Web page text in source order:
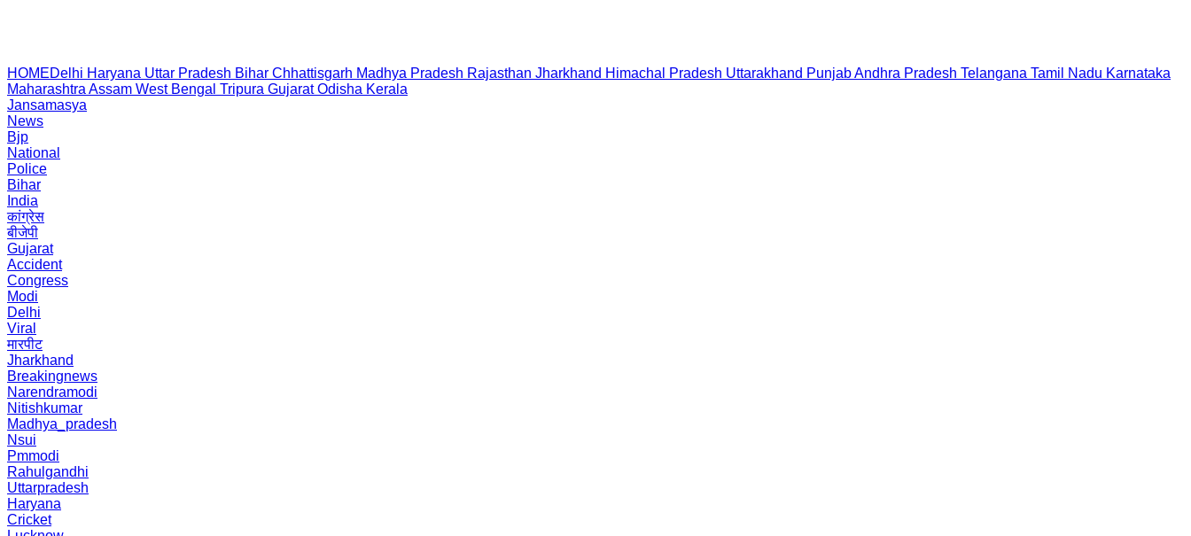
HOMEDelhi Haryana Uttar Pradesh Bihar Chhattisgarh Madhya Pradesh Rajasthan Jharkhand Himachal Pradesh Uttarakhand PunjabAndhra Pradesh Telangana Tamil Nadu Karnataka
Maharashtra Assam West Bengal Tripura Gujarat Odisha Kerala
Jansamasya
News
Bjp
National
Police
Bihar
India
कांग्रेस
बीजेपी
Gujarat
Accident
Congress
Modi
Delhi
Viral
मारपीट
Jharkhand
Breakingnews
Narendramodi
Nitishkumar
Madhya_pradesh
Nsui
Pmmodi
Rahulgandhi
Uttarpradesh
Haryana
Cricket